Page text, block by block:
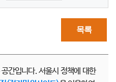
목록
간입니다. 서울시 정책에 대한